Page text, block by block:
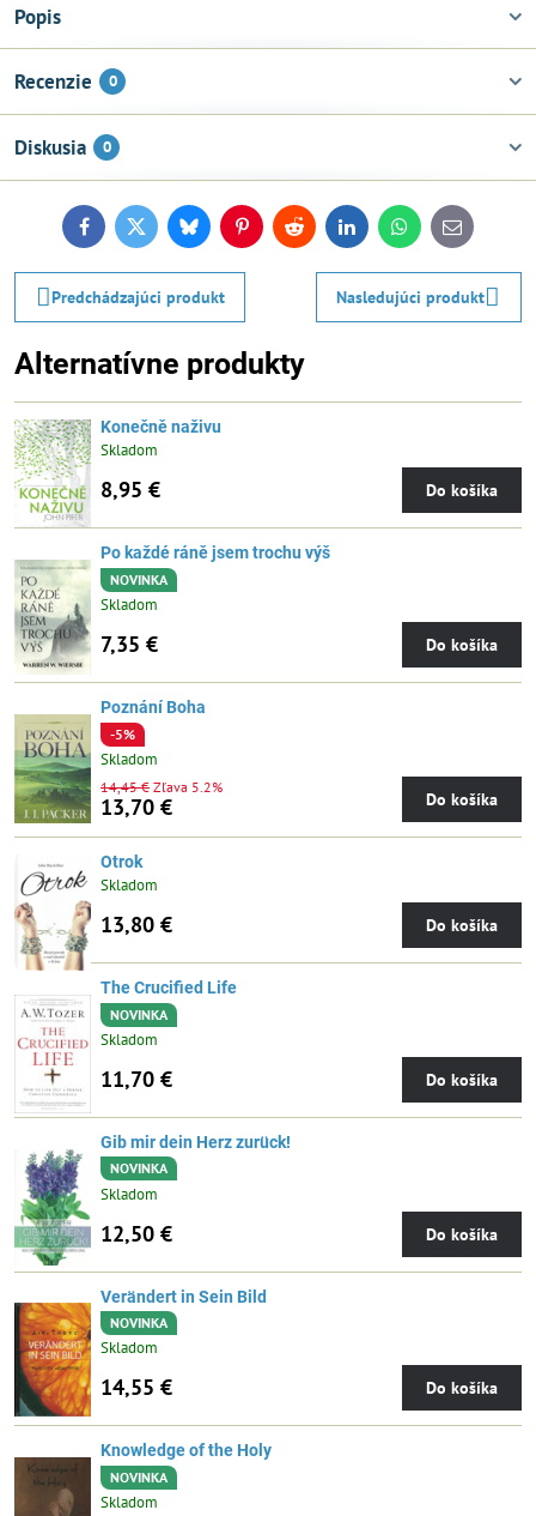
Popis
Recenzie 0
Diskusia 0
FacebookTwitterBlueskyPinterestReddit LinkedInWhatsApp
E-
mail
Predchádzajúci produkt Nasledujúci produkt
Alternatívne produkty
Konečně naživu
Skladom
8,95 € Do košíka
Po každé ráně jsem trochu výš
NOVINKA
Skladom
7,35 € Do košíka
Poznání Boha
-5%
Skladom
13,70 €
14,45 € Zľava 5.2%
Do košíka
Otrok
Skladom
13,80 € Do košíka
The Crucified Life
NOVINKA
Skladom
11,70 € Do košíka
Gib mir dein Herz zurück!
NOVINKA
Skladom
12,50 € Do košíka
Verändert in Sein Bild
NOVINKA
Skladom
14,55 € Do košíka
Knowledge of the Holy
NOVINKA
Skladom